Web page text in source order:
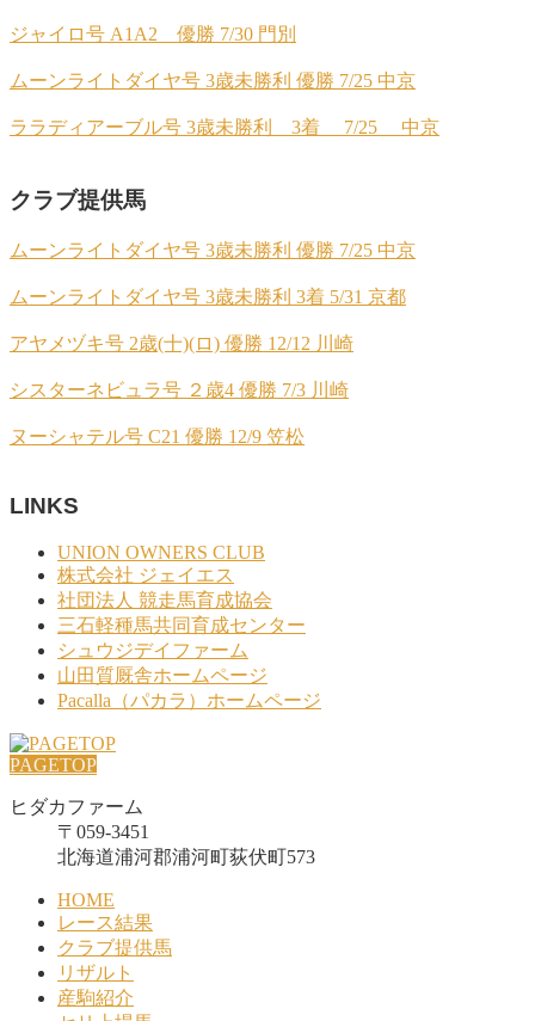
ジャイロ号 A1A2 優勝 7/30 門別
ムーンライトダイヤ号 3歳未勝利 優勝 7/25 中京
ララディアーブル号 3歳未勝利 3着 7/25 中京
クラブ提供馬
ムーンライトダイヤ号 3歳未勝利 優勝 7/25 中京
ムーンライトダイヤ号 3歳未勝利 3着 5/31 京都
アヤメヅキ号 2歳(十)(ロ) 優勝 12/12 川崎
シスターネビュラ号 ２歳4 優勝 7/3 川崎
ヌーシャテル号 C21 優勝 12/9 笠松
LINKS
UNION OWNERS CLUB
株式会社 ジェイエス
社団法人 競走馬育成協会
三石軽種馬共同育成センター
シュウジデイファーム
山田質厩舎ホームページ
Pacalla（パカラ）ホームページ
PAGETOP
ヒダカファーム
〒059-3451
北海道浦河郡浦河町荻伏町573
HOME
レース結果
クラブ提供馬
リザルト
産駒紹介